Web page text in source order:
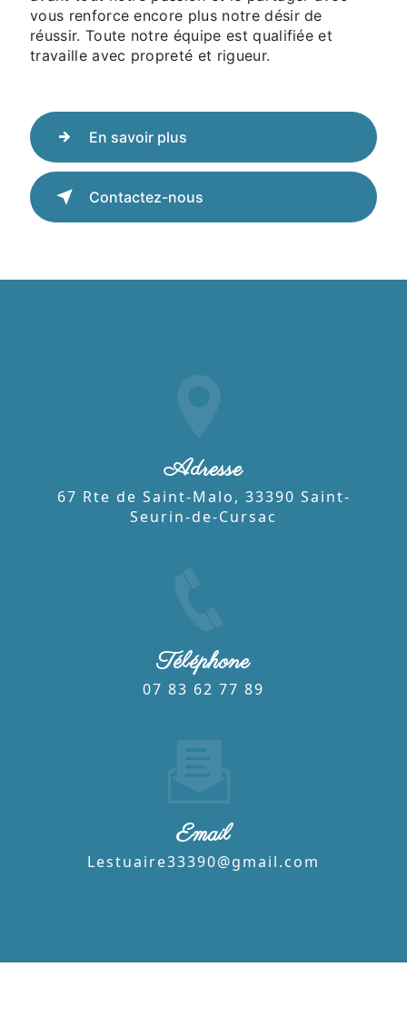
vous renforce encore plus notre désir de
réussir. Toute notre équipe est qualifiée et
travaille avec propreté et rigueur.
En savoir plus
Contactez-nous
Adresse
67 Rte de Saint-Malo, 33390 Saint-
Seurin-de-Cursac
Téléphone
07 83 62 77 89
Email
lestuaire33390@gmail.com